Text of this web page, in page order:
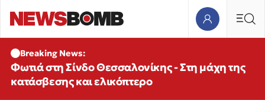
Breaking News:
Φωτιά στη Σίνδο Θεσσαλονίκης - Στη μάχη της
κατάσβεσης και ελικόπτερο